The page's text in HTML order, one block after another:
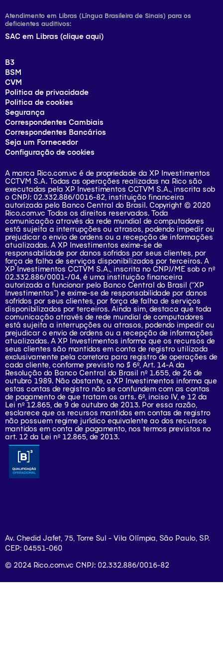
Atendimento em Libras (Língua Brasileira de Sinais) para os
deficientes auditivos:
SAC em Libras (clique aqui)
B3
BSM
CVM
Politica de privacidade
Politica de cookies
Segurança
Correspondentes Cambiais
Correspondentes Bancários
Seja um Fornecedor
Configuração de cookies
A marca Rico.com.vc é de propriedade da XP Investimentos
CCTVM S.A. Todas as operações realizadas na Rico são
executadas pela XP Investimentos CCTVM S.A., inscrita sob
o CNPJ: 02.332.886/0016-82, instituição financeira
autorizada pelo Banco Central do Brasil. Copyright © 2020
Rico.com.vc Todos os direitos reservados. Toda
comunicação através da rede mundial de computadores
está sujeita a interrupções ou atrasos, podendo impedir ou
prejudicar o envio de ordens ou a recepção de informações
atualizadas. A XP Investimentos exime-se de
responsabilidade por danos sofridos por seus clientes, por
força de falha de serviços disponibilizados por terceiros. A
XP Investimentos CCTVM S.A., inscrita no CNPJ/ME sob o nº
02.332.886/0001-/­04, é uma instituição financeira
autorizada a funcionar pelo Banco Central do Brasil (“XP
Investimentos”) e exime-se de responsabilidade por danos
sofridos por seus clientes, por força de falha de serviços
disponibilizados por terceiros. Ainda sim, destaca que toda
comunicação através de rede mundial de computadores
está sujeita a interrupções ou atrasos, podendo impedir ou
prejudicar o envio de ordens ou a recepção de informações
atualizadas. A XP Investimentos informa que os recursos de
seus clientes são mantidos em conta de registro utilizada
exclusivamente pela corretora para registro de operações de
cada cliente, conforme previsto no § 6º, Art. 14-A da
Resolução do Banco Central do Brasil nº 1.655, de 26 de
outubro 1989. Não obstante, a XP Investimentos informa que
estas contas de registro não se confundem com as contas
de pagamento de que tratam os arts. 6º, inciso IV, e 12 da
Lei nº 12.865, de 9 de outubro de 2013. Por essa razão,
esclarece que os recursos mantidos em contas de registro
não possuem regime jurídico equivalente ao dos recursos
mantidos em conta de pagamento, nos termos previstos no
art. 12 da Lei nº 12.865, de 2013.
Av. Chedid Jafet, 75, Torre Sul - Vila Olímpia, São Paulo, SP.
CEP: 04551-060
© 2024 Rico.com.vc CNPJ: 02.332.886/0016-82